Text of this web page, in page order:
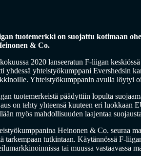
tuotemerkki on suojattu kotimaan
& Co.
2020 lanseeratun F-liigan
yhdessä yhteistyökumppani Evershedsin
Yhteistyökumppanin avulla löytyi
tuotemerkeistä päädyttiin lopulta
on tehty yhteensä kuuteen eri luokkaan
myös mahdollisuuden laajentaa
Heinonen & Co. seuraa
tarkempaan tutkintaan. Käytännössä F-
tai muussa vastaavassa